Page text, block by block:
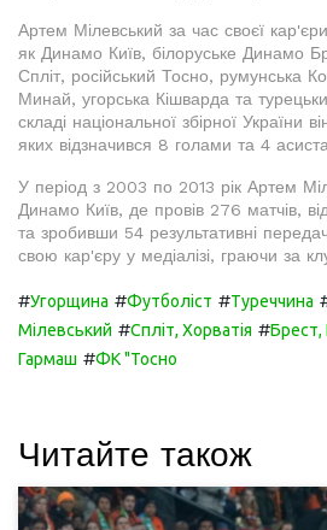
Артем Мілевський за час своєї
як Динамо Київ, білоруське Динамо
Спліт, російський Тосно, румунська
Минай, угорська Кішварда та
складі національної збірної України
яких відзначився 8 голами та 4
У період з 2003 по 2013 рік Артем
Динамо Київ, де провів 276 матчів,
та зробивши 54 результативні
свою кар'єру у медіалізі, граючи за
#Угорщина #Футболіст #Туреччина
Мілевський #Спліт, Хорватія #Брест,
Гармаш #ФК "Тосно
Читайте також